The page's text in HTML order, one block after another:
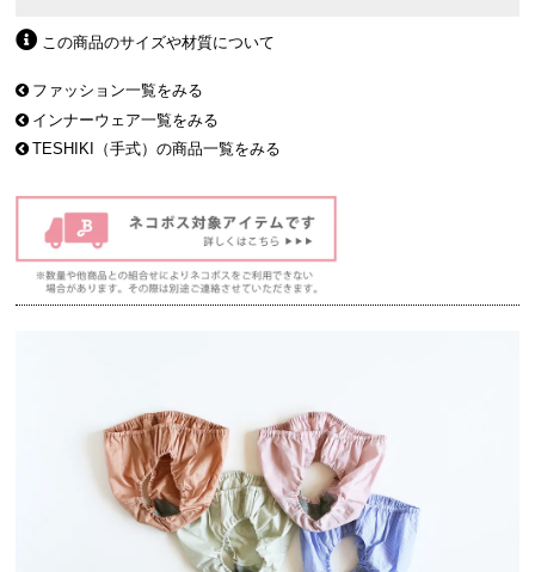
この商品のサイズや材質について
ファッション一覧をみる
インナーウェア一覧をみる
TESHIKI（手式）の商品一覧をみる